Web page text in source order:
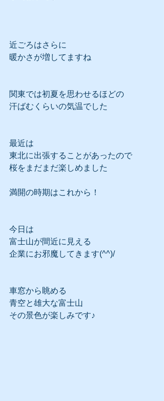
近ごろはさらに
暖かさが増してますね
関東では初夏を思わせるほどの
汗ばむくらいの気温でした
最近は
東北に出張することがあったので
桜をまだまだ楽しめました
満開の時期はこれから！
今日は
富士山が間近に見える
企業にお邪魔してきます(^^)/
車窓から眺める
青空と雄大な富士山
その景色が楽しみです♪